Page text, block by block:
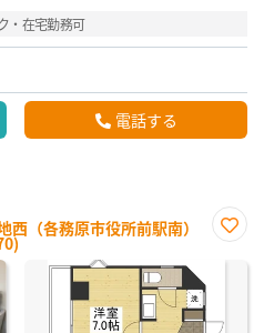
・在宅勤務可
電話する
（各務原市役所前駅南）
に入